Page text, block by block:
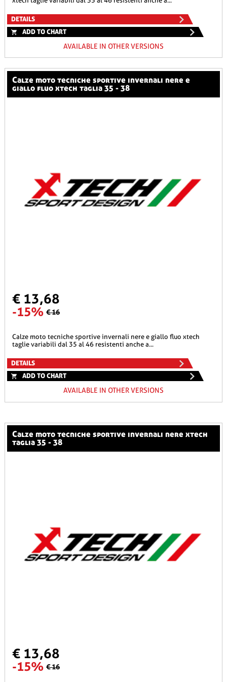
DETAILS
ADD TO CHART
AVAILABLE IN OTHER VERSIONS
calze moto tecniche sportive invernali nere e
giallo fluo xtech taglia 35 - 38
€ 13,68
-15% € 16
calze moto tecniche sportive invernali nere e giallo fluo xtech
taglie variabili dal 35 al 46 resistenti anche a...
DETAILS
ADD TO CHART
AVAILABLE IN OTHER VERSIONS
calze moto tecniche sportive invernali nere xtech
taglia 35 - 38
€ 13,68
-15% € 16